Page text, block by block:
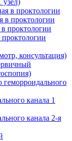
узел)
в проктологии
в проктологии
проктологии
проктологии
консультация)
канала 1
канала 2-я